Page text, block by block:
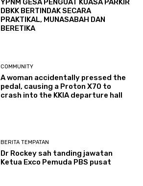
YPNM GESA PENGUAT KUASA PARKIR
DBKK BERTINDAK SECARA
PRAKTIKAL, MUNASABAH DAN
BERETIKA
COMMUNITY
A woman accidentally pressed the
pedal, causing a Proton X70 to
crash into the KKIA departure hall
BERITA TEMPATAN
Dr Rockey sah tanding jawatan
Ketua Exco Pemuda PBS pusat